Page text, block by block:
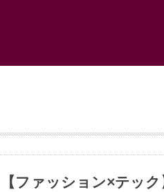
【ファッション×テッ